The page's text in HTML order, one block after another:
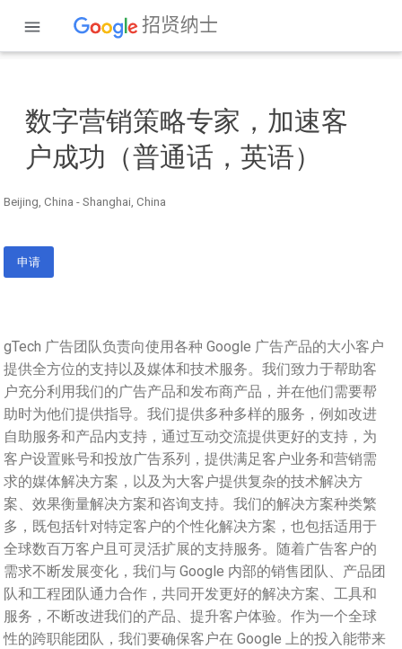
数字营销策略专家，加速客
户成功（普通话，英语）
Beijing, China - Shanghai, China
申请
gTech 广告团队负责向使用各种 Google 广告产品的大小客户
提供全方位的支持以及媒体和技术服务。我们致力于帮助客
户充分利用我们的广告产品和发布商产品，并在他们需要帮
助时为他们提供指导。我们提供多种多样的服务，例如改进
自助服务和产品内支持，通过互动交流提供更好的支持，为
客户设置账号和投放广告系列，提供满足客户业务和营销需
求的媒体解决方案，以及为大客户提供复杂的技术解决方
案、效果衡量解决方案和咨询支持。我们的解决方案种类繁
多，既包括针对特定客户的个性化解决方案，也包括适用于
全球数百万客户且可灵活扩展的支持服务。随着广告客户的
需求不断发展变化，我们与 Google 内部的销售团队、产品团
队和工程团队通力合作，共同开发更好的解决方案、工具和
服务，不断改进我们的产品、提升客户体验。作为一个全球
性的跨职能团队，我们要确保客户在 Google 上的投入能带来